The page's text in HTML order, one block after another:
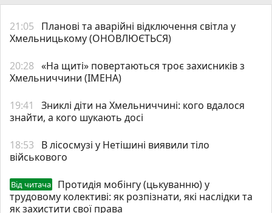
21:05
Планові та аварійні відключення світла у
Хмельницькому (ОНОВЛЮЄТЬСЯ)
20:28 «На щиті» повертаються троє захисників з
Хмельниччини (ІМЕНА)
19:41
Зниклі діти на Хмельниччині: кого вдалося
знайти, а кого шукають досі
18:53
В лісосмузі у Нетішині виявили тіло
військового
Від читача
Протидія мобінгу (цькуванню) у
трудовому колективі: як розпізнати, які наслідки та
як захистити свої права